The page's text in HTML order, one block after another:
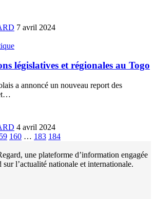
7 avril 2024
législatives et régionales au Togo
a annoncé un nouveau report des
…
4 avril 2024
160 … 183 184
une plateforme d’information engagée
l’actualité nationale et internationale.